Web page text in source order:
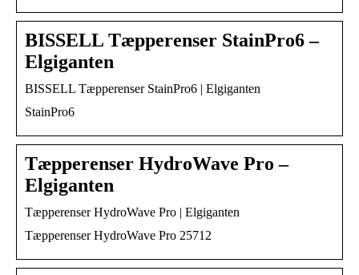
BISSELL Tæpperenser StainPro6 –
Elgiganten
BISSELL Tæpperenser StainPro6 | Elgiganten
StainPro6
Tæpperenser HydroWave Pro –
Elgiganten
Tæpperenser HydroWave Pro | Elgiganten
Tæpperenser HydroWave Pro 25712